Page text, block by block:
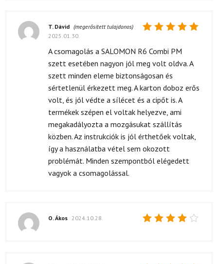
5 / 5
T. Dávid (megerősített tulajdonos)
2025.01.30.
A csomagolás a SALOMON R6 Combi PM
szett esetében nagyon jól meg volt oldva. A
szett minden eleme biztonságosan és
sértetlenül érkezett meg. A karton doboz erős
volt, és jól védte a sílécet és a cipőt is. A
termékek szépen el voltak helyezve, ami
megakadályozta a mozgásukat szállítás
közben. Az instrukciók is jól érthetőek voltak,
így a használatba vétel sem okozott
problémát. Minden szempontból elégedett
vagyok a csomagolással.
O. Ákos 2024.10.28.